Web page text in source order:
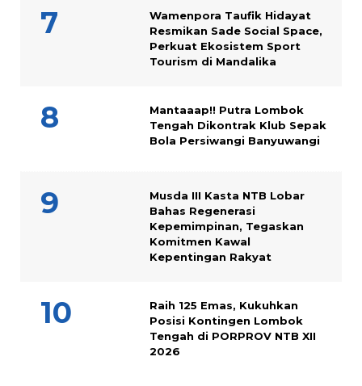
Wamenpora Taufik Hidayat
Resmikan Sade Social Space,
Perkuat Ekosistem Sport
Tourism di Mandalika
Mantaaap!! Putra Lombok
Tengah Dikontrak Klub Sepak
Bola Persiwangi Banyuwangi
Musda III Kasta NTB Lobar
Bahas Regenerasi
Kepemimpinan, Tegaskan
Komitmen Kawal
Kepentingan Rakyat
Raih 125 Emas, Kukuhkan
Posisi Kontingen Lombok
Tengah di PORPROV NTB XII
2026